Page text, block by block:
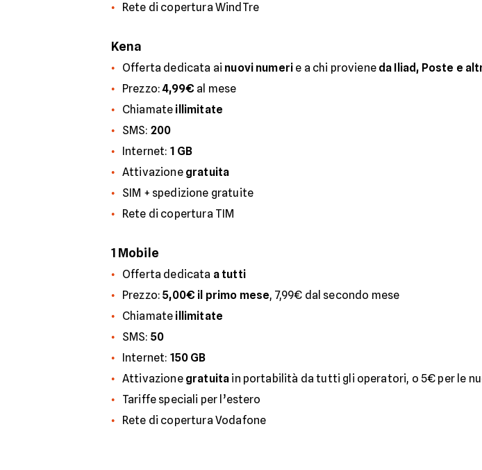
Rete di copertura WindTre
Kena
Offerta dedicata ai nuovi numeri e a chi proviene da Iliad, Poste e
Prezzo:4,99€ al mese
Chiamate illimitate
SMS: 200
Internet: 1 GB
Attivazione gratuita
SIM + spedizione gratuite
Rete di copertura TIM
1 Mobile
Offerta dedicata a tutti
Prezzo:5,00€ il primo mese, 7,99€ dal secondo mese
Chiamate illimitate
SMS: 50
Internet: 150 GB
Attivazione gratuita in portabilità da tutti gli operatori, o 5€ per le
Tariffe speciali per l’estero
Rete di copertura Vodafone